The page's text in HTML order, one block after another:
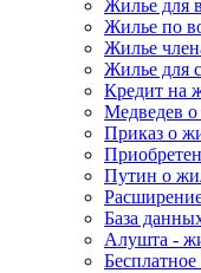
Жилье для
Жилье по
Жилье
Жилье для
Кредит на
Медведев
Приказ о
Путин о
База
Алушта -